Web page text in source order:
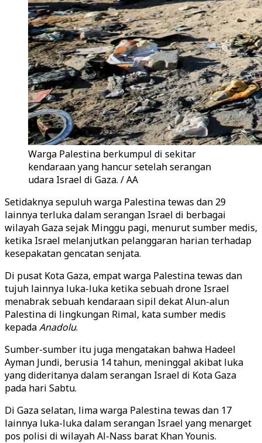
Warga Palestina berkumpul di sekitar
kendaraan yang hancur setelah serangan
udara Israel di Gaza. / AA
Setidaknya sepuluh warga Palestina tewas dan 29
lainnya terluka dalam serangan Israel di berbagai
wilayah Gaza sejak Minggu pagi, menurut sumber medis,
ketika Israel melanjutkan pelanggaran harian terhadap
kesepakatan gencatan senjata.
Di pusat Kota Gaza, empat warga Palestina tewas dan
tujuh lainnya luka-luka ketika sebuah drone Israel
menabrak sebuah kendaraan sipil dekat Alun-alun
Palestina di lingkungan Rimal, kata sumber medis
kepadaAnadolu.
Sumber-sumber itu juga mengatakan bahwa Hadeel
Ayman Jundi, berusia 14 tahun, meninggal akibat luka
yang dideritanya dalam serangan Israel di Kota Gaza
pada hari Sabtu.
Di Gaza selatan, lima warga Palestina tewas dan 17
lainnya luka-luka dalam serangan Israel yang menarget
pos polisi di wilayah Al-Nass barat Khan Younis.